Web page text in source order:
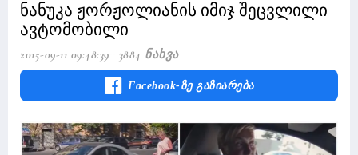
ნანუკა ჟორჟოლიანის იმიჯ შეცვლილი
ავტომობილი
2015-09-11 09:48:39 3884 Ნახვა
Facebook-Ზე Გაზიარება